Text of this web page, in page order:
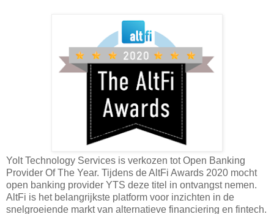
Yolt Technology Services is verkozen tot Open Banking
Provider Of The Year. Tijdens de AltFi Awards 2020 mocht
open banking provider YTS deze titel in ontvangst nemen.
AltFi is het belangrijkste platform voor inzichten in de
snelgroeiende markt van alternatieve financiering en fintech.